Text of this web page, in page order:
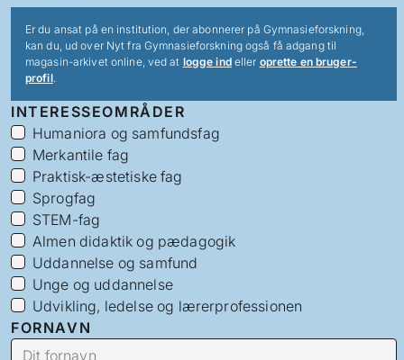
Er du ansat på en institution, der abonnerer på Gymnasieforskning,
kan du, ud over Nyt fra Gymnasieforskning også få adgang til
magasin-arkivet online, ved at logge indeller oprette en bruger-
profil.
INTERESSEOMRÅDER
Humaniora og samfundsfag
Merkantile fag
Praktisk-æstetiske fag
Sprogfag
STEM-fag
Almen didaktik og pædagogik
Uddannelse og samfund
Unge og uddannelse
Udvikling, ledelse og lærerprofessionen
FORNAVN